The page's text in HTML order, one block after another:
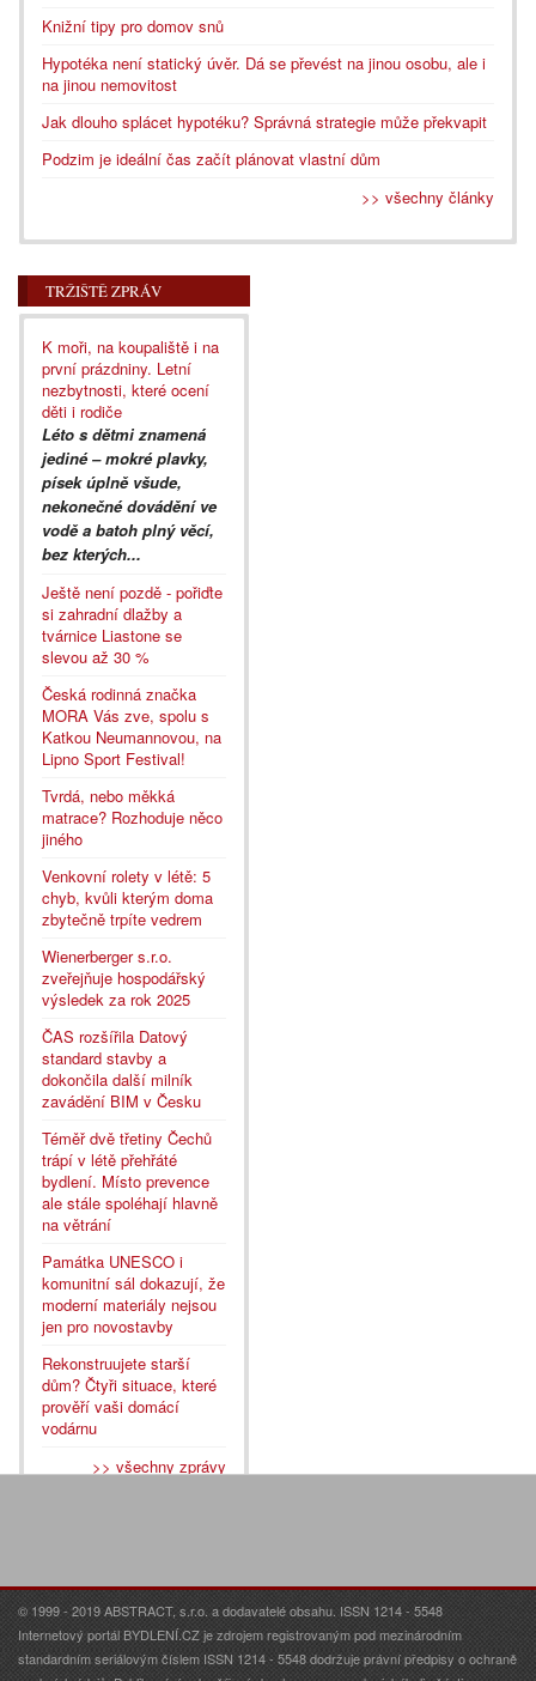
Knižní tipy pro domov snů
Hypotéka není statický úvěr. Dá se převést na jinou osobu, ale i
na jinou nemovitost
Jak dlouho splácet hypotéku? Správná strategie může překvapit
Podzim je ideální čas začít plánovat vlastní dům
>> všechny články
TRŽIŠTĚ ZPRÁV
K moři, na koupaliště i na
první prázdniny. Letní
nezbytnosti, které ocení
děti i rodiče
Léto s dětmi znamená
jediné – mokré plavky,
písek úplně všude,
nekonečné dovádění ve
vodě a batoh plný věcí,
bez kterých...
Ještě není pozdě - pořiďte
si zahradní dlažby a
tvárnice Liastone se
slevou až 30 %
Česká rodinná značka
MORA Vás zve, spolu s
Katkou Neumannovou, na
Lipno Sport Festival!
Tvrdá, nebo měkká
matrace? Rozhoduje něco
jiného
Venkovní rolety v létě: 5
chyb, kvůli kterým doma
zbytečně trpíte vedrem
Wienerberger s.r.o.
zveřejňuje hospodářský
výsledek za rok 2025
ČAS rozšířila Datový
standard stavby a
dokončila další milník
zavádění BIM v Česku
Téměř dvě třetiny Čechů
trápí v létě přehřáté
bydlení. Místo prevence
ale stále spoléhají hlavně
na větrání
Památka UNESCO i
komunitní sál dokazují, že
moderní materiály nejsou
jen pro novostavby
Rekonstruujete starší
dům? Čtyři situace, které
prověří vaši domácí
vodárnu
>> všechny zprávy
© 1999 - 2019 ABSTRACT, s.r.o. a dodavatelé obsahu. ISSN 1214 - 5548
Internetový portál BYDLENÍ.CZ je zdrojem registrovaným pod mezinárodním
standardním seriálovým číslem ISSN 1214 - 5548 dodržuje právní předpisy o ochraně